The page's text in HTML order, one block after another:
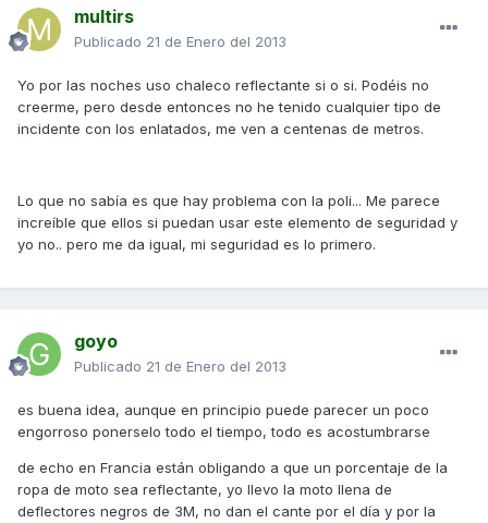
multirs
Publicado 21 de Enero del 2013
Yo por las noches uso chaleco reflectante si o si. Podéis no
creerme, pero desde entonces no he tenido cualquier tipo de
incidente con los enlatados, me ven a centenas de metros.
Lo que no sabía es que hay problema con la poli... Me parece
increíble que ellos si puedan usar este elemento de seguridad y
yo no.. pero me da igual, mi seguridad es lo primero.
goyo
Publicado 21 de Enero del 2013
es buena idea, aunque en principio puede parecer un poco
engorroso ponerselo todo el tiempo, todo es acostumbrarse
de echo en Francia están obligando a que un porcentaje de la
ropa de moto sea reflectante, yo llevo la moto llena de
deflectores negros de 3M, no dan el cante por el día y por la